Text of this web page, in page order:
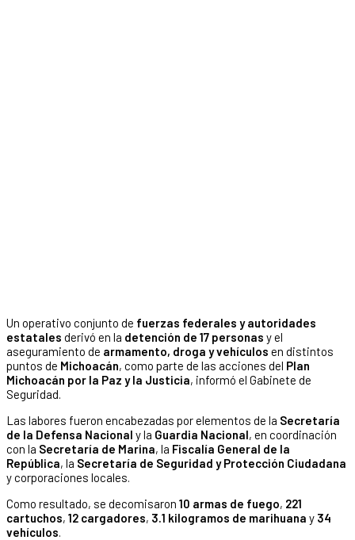
Un operativo conjunto de fuerzas federales y autoridades
estatales derivó en la detención de 17 personas y el
aseguramiento de armamento, droga y vehículos en distintos
puntos de Michoacán, como parte de las acciones del Plan
Michoacán por la Paz y la Justicia, informó el Gabinete de
Seguridad.
Las labores fueron encabezadas por elementos de la Secretaría
de la Defensa Nacional y la Guardia Nacional, en coordinación
con la Secretaría de Marina, la Fiscalía General de la
República, la Secretaría de Seguridad y Protección Ciudadana
y corporaciones locales.
Como resultado, se decomisaron 10 armas de fuego, 221
cartuchos, 12 cargadores, 3.1 kilogramos de marihuana y 34
vehículos.